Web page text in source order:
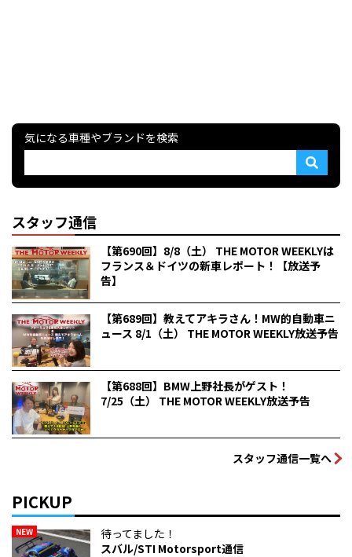
気になる車種やブランドを検索
スタッフ通信
【第690回】8/8（土） THE MOTOR WEEKLYは
フランス＆ドイツの新車レポート！【放送予
告】
【第689回】教えてアキラさん！MW的自動車ニ
ュース 8/1（土） THE MOTOR WEEKLY放送予告
【第688回】BMW上野社長がゲスト！
7/25（土） THE MOTOR WEEKLY放送予告
スタッフ通信一覧へ
PICKUP
NEW
待ってました！
スバル/STI Motorsport通信